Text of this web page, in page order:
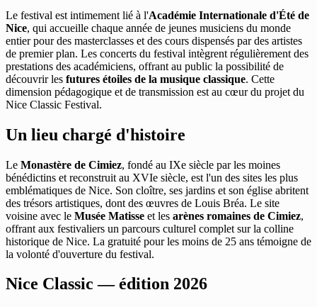
Le festival est intimement lié à l'Académie Internationale d'Été de
Nice, qui accueille chaque année de jeunes musiciens du monde
entier pour des masterclasses et des cours dispensés par des artistes
de premier plan. Les concerts du festival intègrent régulièrement des
prestations des académiciens, offrant au public la possibilité de
découvrir les futures étoiles de la musique classique. Cette
dimension pédagogique et de transmission est au cœur du projet du
Nice Classic Festival.
Un lieu chargé d'histoire
Le Monastère de Cimiez, fondé au IXe siècle par les moines
bénédictins et reconstruit au XVIe siècle, est l'un des sites les plus
emblématiques de Nice. Son cloître, ses jardins et son église abritent
des trésors artistiques, dont des œuvres de Louis Bréa. Le site
voisine avec le Musée Matisse et les arènes romaines de Cimiez,
offrant aux festivaliers un parcours culturel complet sur la colline
historique de Nice. La gratuité pour les moins de 25 ans témoigne de
la volonté d'ouverture du festival.
Nice Classic — édition 2026